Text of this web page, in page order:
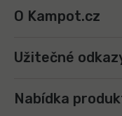
O Kampot.cz
Užitečné
Nabídka